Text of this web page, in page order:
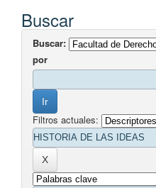
Buscar
Buscar:
por
Filtros actuales: